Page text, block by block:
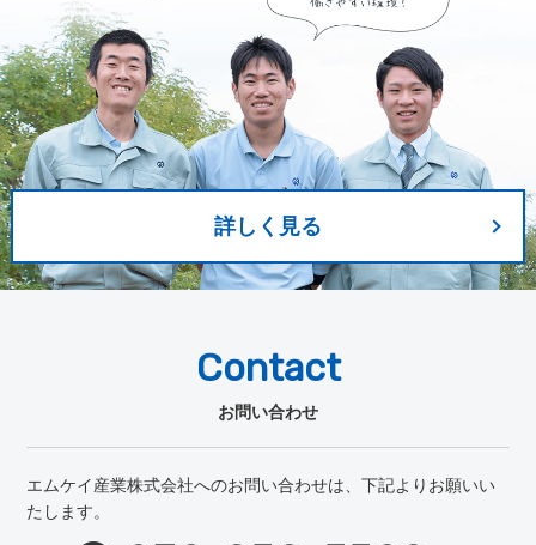
詳しく見る
Contact
お問い合わせ
エムケイ産業株式会社へのお問い合わせは、下記よりお願いい
たします。